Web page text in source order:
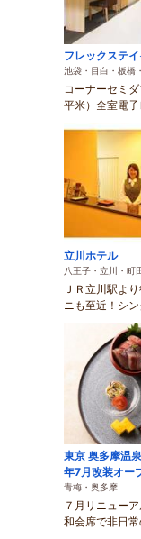
フレックステ
池袋・目白・板橋
コーナーセミ
平米）全室電
立川ホテル
八王子・立川・町
ＪＲ立川駅よ
ニも至近！シ
東京 奥多摩温
年7月改装オー
青梅・奥多摩
７月リニュー
和会席で非日